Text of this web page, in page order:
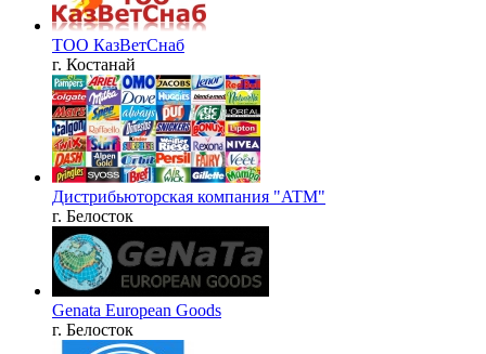
ТОО КазВетСнаб
г. Костанай
Дистрибьюторская компания "ATM"
г. Белосток
Genata European Goods
г. Белосток